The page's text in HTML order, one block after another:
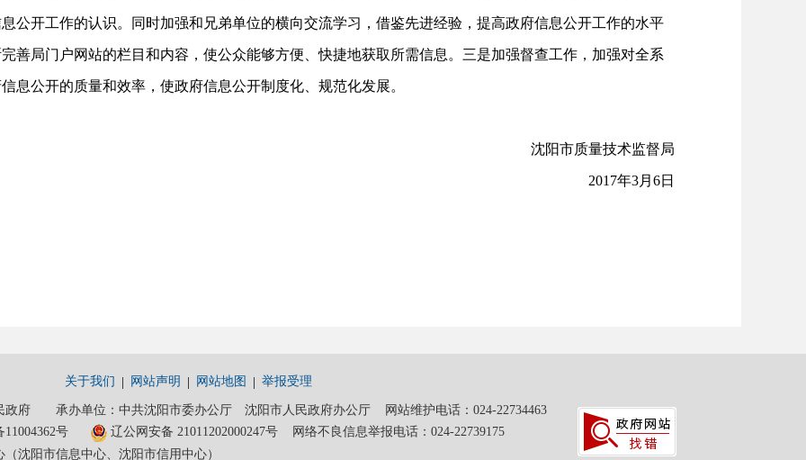
公开工作的认识。同时加强和兄弟单位的横向交流学习，借鉴先进经验，提高政府信息公开工作的水平
善局门户网站的栏目和内容，使公众能够方便、快捷地获取所需信息。三是加强督查工作，加强对全系
息公开的质量和效率，使政府信息公开制度化、规范化发展。
沈阳市质量技术监督局
2017年3月6日
关于我们 网站声明 网站地图 举报受理
政府 承办单位：中共沈阳市委办公厅 沈阳市人民政府办公厅 网站维护电话：024-22734463
11004362号 辽公网安备 21011202000247号 网络不良信息举报电话：024-22739175
沈阳市信息中心、沈阳市信用中心）